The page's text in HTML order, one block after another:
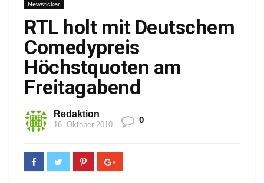
Newsticker
RTL holt mit Deutschem
Comedypreis
Höchstquoten am
Freitagabend
Redaktion
16. Oktober 2010 0